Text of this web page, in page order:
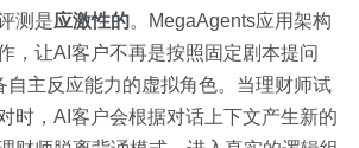
测是应激性的。MegaAgents应用架构
，让AI客户不再是按照固定剧本提问
自主反应能力的虚拟角色。当理财师试
时，AI客户会根据对话上下文产生新的